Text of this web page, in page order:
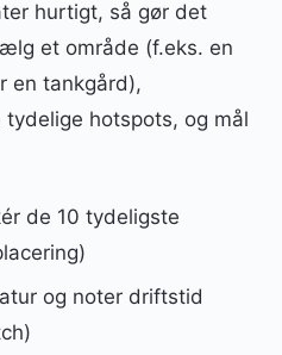
hurtigt, så gør det
et område (f.eks. en
en tankgård),
hotspots, og mål
de 10 tydeligste
og noter driftstid